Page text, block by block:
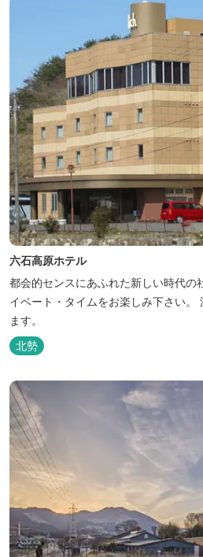
六石高原ホテル
都会的センスにあふれた新しい時代の
イベート・タイムをお楽しみ下さい。
ます。
北勢